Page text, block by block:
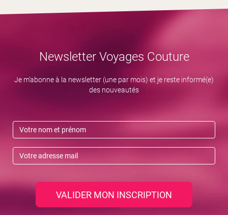
Newsletter Voyages Couture
Je m’abonne à la newsletter (une par mois) et je reste informé(e)
des nouveautés
VALIDER MON INSCRIPTION